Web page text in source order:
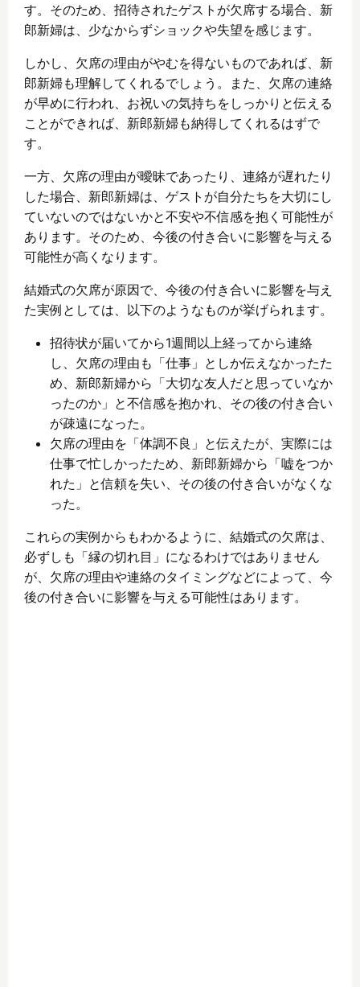
す。そのため、招待されたゲストが欠席する場合、新
郎新婦は、少なからずショックや失望を感じます。
しかし、欠席の理由がやむを得ないものであれば、新
郎新婦も理解してくれるでしょう。また、欠席の連絡
が早めに行われ、お祝いの気持ちをしっかりと伝える
ことができれば、新郎新婦も納得してくれるはずで
す。
一方、欠席の理由が曖昧であったり、連絡が遅れたり
した場合、新郎新婦は、ゲストが自分たちを大切にし
ていないのではないかと不安や不信感を抱く可能性が
あります。そのため、今後の付き合いに影響を与える
可能性が高くなります。
結婚式の欠席が原因で、今後の付き合いに影響を与え
た実例としては、以下のようなものが挙げられます。
招待状が届いてから1週間以上経ってから連絡
し、欠席の理由も「仕事」としか伝えなかったた
め、新郎新婦から「大切な友人だと思っていなか
ったのか」と不信感を抱かれ、その後の付き合い
が疎遠になった。
欠席の理由を「体調不良」と伝えたが、実際には
仕事で忙しかったため、新郎新婦から「嘘をつか
れた」と信頼を失い、その後の付き合いがなくな
った。
これらの実例からもわかるように、結婚式の欠席は、
必ずしも「縁の切れ目」になるわけではありません
が、欠席の理由や連絡のタイミングなどによって、今
後の付き合いに影響を与える可能性はあります。